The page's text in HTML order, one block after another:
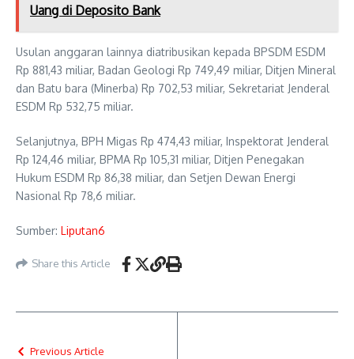
Uang di Deposito Bank
Usulan anggaran lainnya diatribusikan kepada BPSDM ESDM
Rp 881,43 miliar, Badan Geologi Rp 749,49 miliar, Ditjen Mineral
dan Batu bara (Minerba) Rp 702,53 miliar, Sekretariat Jenderal
ESDM Rp 532,75 miliar.
Selanjutnya, BPH Migas Rp 474,43 miliar, Inspektorat Jenderal
Rp 124,46 miliar, BPMA Rp 105,31 miliar, Ditjen Penegakan
Hukum ESDM Rp 86,38 miliar, dan Setjen Dewan Energi
Nasional Rp 78,6 miliar.
Sumber: Liputan6
Share this Article
Previous Article